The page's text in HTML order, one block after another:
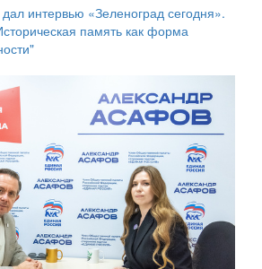
интервью «Зеленоград сегодня».
память как форма